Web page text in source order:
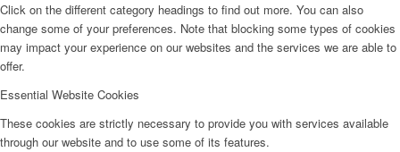
Click on the different category headings to find out more. You can also
change some of your preferences. Note that blocking some types of cookies
may impact your experience on our websites and the services we are able to
offer.
Essential Website Cookies
These cookies are strictly necessary to provide you with services available
through our website and to use some of its features.